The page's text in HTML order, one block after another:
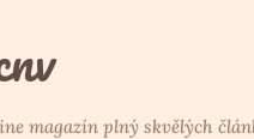
magazín plný skvělých